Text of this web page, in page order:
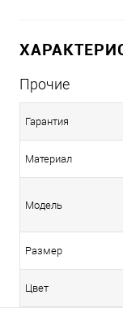
Прочие
Гарантия
Материал
Модель
Размер
Цвет